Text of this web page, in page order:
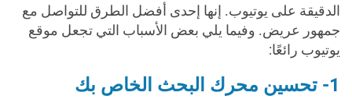
الدقيقة على يوتيوب. إنها إحدى أفضل الطرق للتواصل مع
جمهور عريض. وفيما يلي بعض الأسباب التي تجعل موقع
يوتيوب رائعًا:
1- تحسين محرك البحث الخاص بك